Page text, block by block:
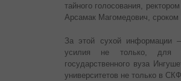
тайного голосования,
Арсамак Магомедович, сроком
За этой сухой информации
усилия не только, для
государственного вуза
университетов не только в